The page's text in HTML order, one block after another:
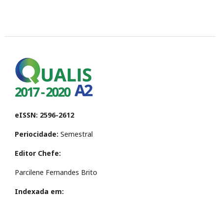
eISSN: 2596-2612
Periocidade: Semestral
Editor Chefe:
Parcilene Fernandes Brito
Indexada em: